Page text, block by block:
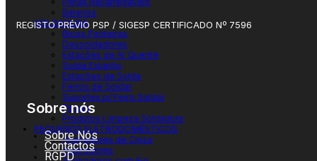
Baterias
SOLDADURA
Bicos Ponteiras
Dessoldadores
Estações de Ar Quente
Solda Estanho
Estações de Solda
Ferros de Soldar
Suportes p/ Ferro Soldar
Pinças
Produtos Limpeza Soldadura
PEQUENOS ELETRODOMÉSTICOS
Aspiradores de Cinza
Aspiradores
Facebook
Instagram
Linkedin
Whatsapp
REGISTO PRÉVIO PSP / SIGESP CERTIFICADO Nº 7596
Sobre nós
Sobre Nós
Contactos
RGPD